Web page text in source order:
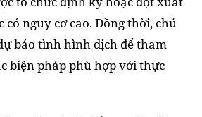
nguy cơ cao. Đồng thời, chủ
báo tình hình dịch để tham
biện pháp phù hợp với thực